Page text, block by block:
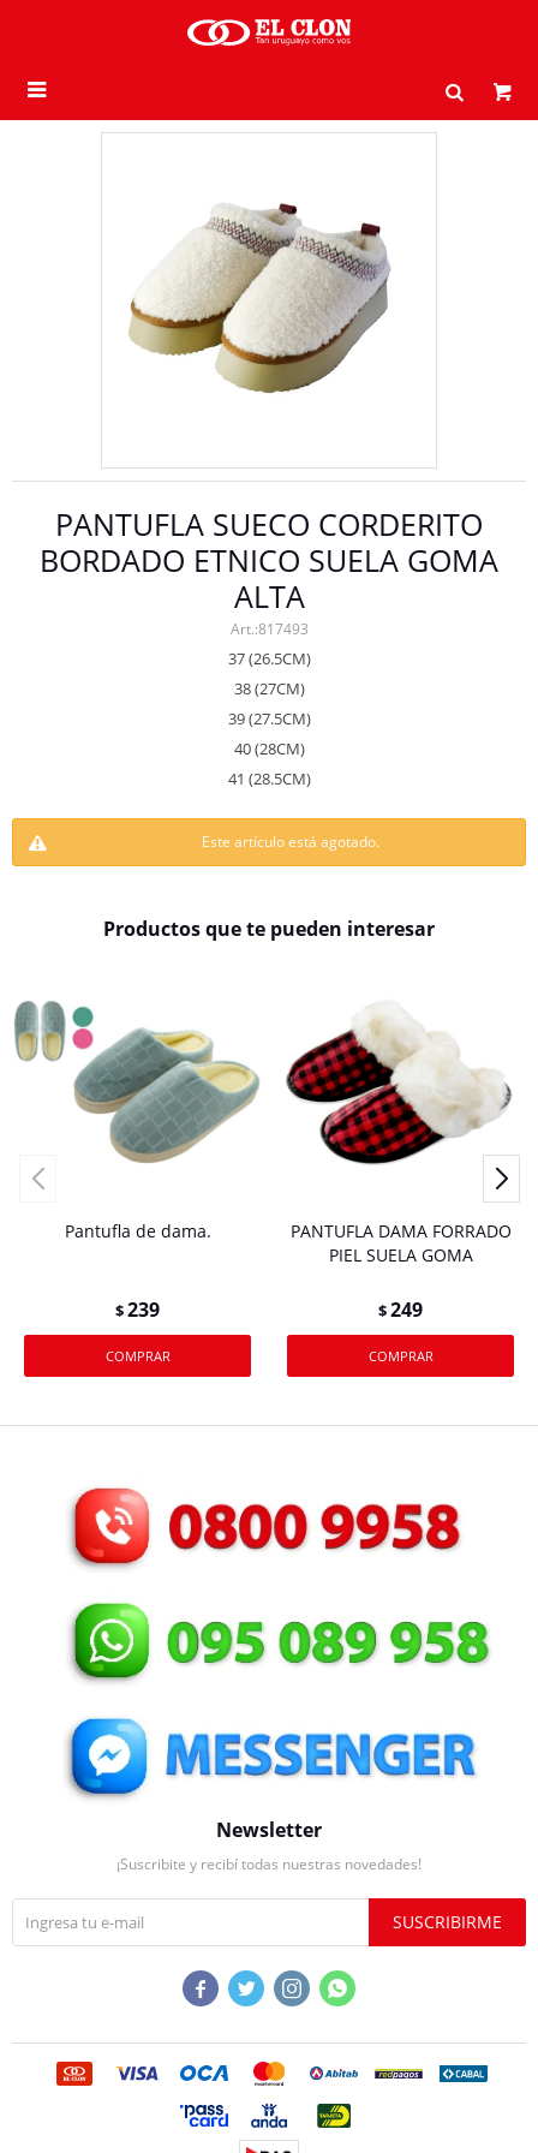

PANTUFLA SUECO CORDERITO
BORDADO ETNICO SUELA GOMA
ALTA
817493
37 (26.5CM)
38 (27CM)
39 (27.5CM)
40 (28CM)
41 (28.5CM)
Este artículo está agotado.
Productos que te pueden interesar
Pantufla de dama.
$239
PANTUFLA DAMA FORRADO
PIEL SUELA GOMA
$249
Newsletter
¡Suscribite y recibí todas nuestras novedades!
SUSCRIBIRME
   